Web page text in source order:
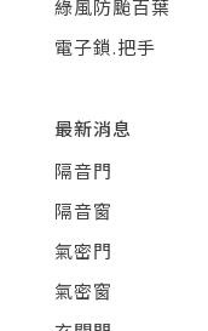
綠風防颱百葉
電子鎖.把手
最新消息
隔音門
隔音窗
氣密門
氣密窗